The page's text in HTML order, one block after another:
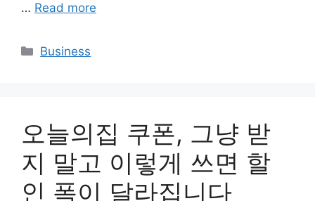
… Read more
Categories
Business
오늘의집 쿠폰, 그냥 받
지 말고 이렇게 쓰면 할
인 폭이 달라집니다